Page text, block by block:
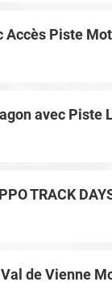
Accès Piste
avec Piste
TRACK
de Vienne